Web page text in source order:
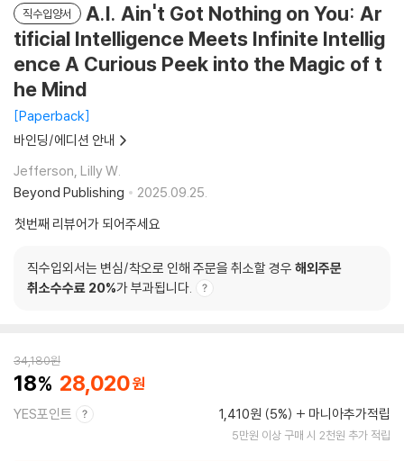
직수입양서
A.I. Ain't Got Nothing on You: Ar
tificial Intelligence Meets Infinite Intellig
ence A Curious Peek into the Magic of t
he Mind
Paperback
바인딩/에디션 안내
Jefferson, Lilly W.
Beyond Publishing
2025.09.25.
첫번째 리뷰어가 되어주세요
직수입외서는 변심/착오로 인해 주문을 취소할 경우 해외주문
취소수수료 20%가 부과됩니다.
34,180원
18 28,020
YES포인트 1,410원 (5%) 마니아추가적립
5만원 이상 구매 시 2천원 추가 적립